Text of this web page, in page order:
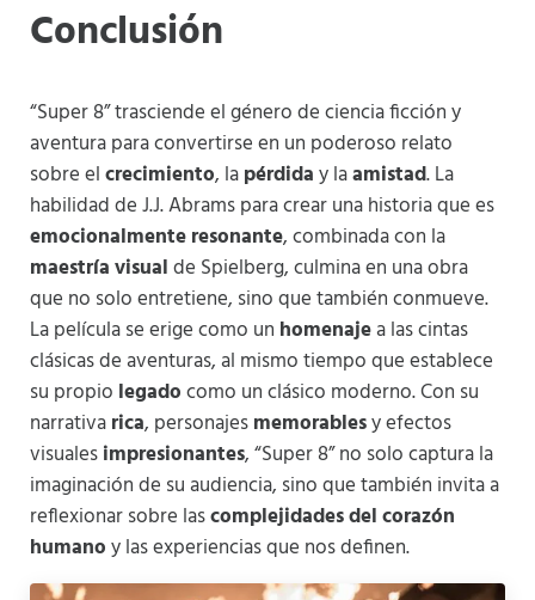
Conclusión
“Super 8” trasciende el género de ciencia ficción y
aventura para convertirse en un poderoso relato
sobre elcrecimiento, lapérdiday laamistad. La
habilidad de J.J. Abrams para crear una historia que es
emocionalmente resonante, combinada con la
maestría visualde Spielberg, culmina en una obra
que no solo entretiene, sino que también conmueve.
La película se erige como un homenajea las cintas
clásicas de aventuras, al mismo tiempo que establece
su propio legadocomo un clásico moderno. Con su
narrativarica, personajesmemorablesy efectos
visualesimpresionantes, “Super 8” no solo captura la
imaginación de su audiencia, sino que también invita a
reflexionar sobre lascomplejidades del corazón
humanoy las experiencias que nos definen.